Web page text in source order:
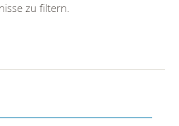
zu filtern.